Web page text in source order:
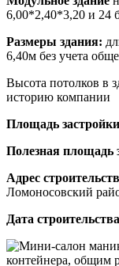
6,00*2,40*3,20 и 24
Размеры здания:
6,40м без учета
Высота потолков в
историю компании
Площадь застройки
Полезная площадь
Адрес
Ломоносовский
Дата строительства